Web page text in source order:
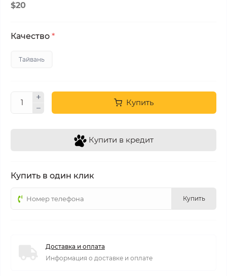
$20
Качество *
Тайвань
Купить
Купити в кредит
Купить в один клик
Купить
Доставка и оплата
Информация о доставке и оплате